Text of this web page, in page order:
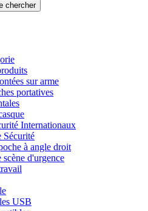
chercher
sur arme
portatives
Internationaux
Sécurité
à angle droit
d'urgence
USB